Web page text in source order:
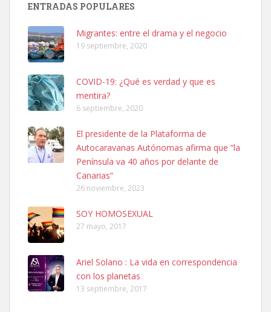
Leales.org » Gran Canaria
SHIBA PERDIDO AVDA JOSE MESA Y LOPEZ
PERRO MACHO RAZA SHIBA CON MICROCHIP PERDIDO HOY
06/07/2025 ZONA MESA Y LOPEZ. ES MUY ASUSTADIZO
Leales.org » Gran Canaria
6.7.2025
Ninfa perdida
El día 5 se los perdió una ninfa papillera, asustada tiene miedo a la
calle, se perdió por la zon...
ENTRADAS POPULARES
Migrantes: entre el drama y el negocio
19 septiembre, 2020
COVID-19: ¿Qué es verdad y que es
mentira?
6 septiembre, 2020
El presidente de la Plataforma de
Autocaravanas Autónomas afirma que “la
Península va 40 años por delante de
Canarias”
26 noviembre, 2023
SOY HOMOSEXUAL
27 mayo, 2017
Ariel Solano : La vida en correspondencia
con los planetas
13 septiembre, 2017